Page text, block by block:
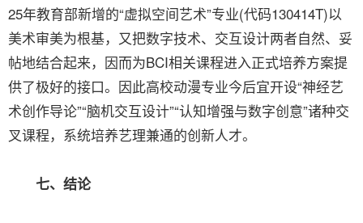
25年教育部新增的“虚拟空间艺术”专业(代码130414T)以
美术审美为根基，又把数字技术、交互设计两者自然、妥
帖地结合起来，因而为BCI相关课程进入正式培养方案提
供了极好的接口。因此高校动漫专业今后宜开设“神经艺
术创作导论”“脑机交互设计”“认知增强与数字创意”诸种交
叉课程，系统培养艺理兼通的创新人才。
七、结论